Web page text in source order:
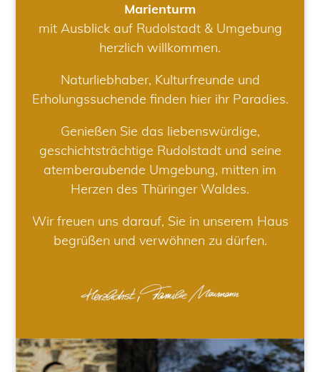
Marienturm
mit Ausblick auf Rudolstadt & Umgebung
herzlich willkommen.
Naturliebhaber, Kulturfreunde und
Erholungssuchende finden hier ihr Paradies.
Genießen Sie das liebenswürdige,
geschichtsträchtige Rudolstadt und seine
atemberaubende Umgebung, mitten im
Herzen des Thüringer Waldes.
Wir freuen uns darauf, Sie in unserem Haus
begrüßen und verwöhnen zu dürfen.